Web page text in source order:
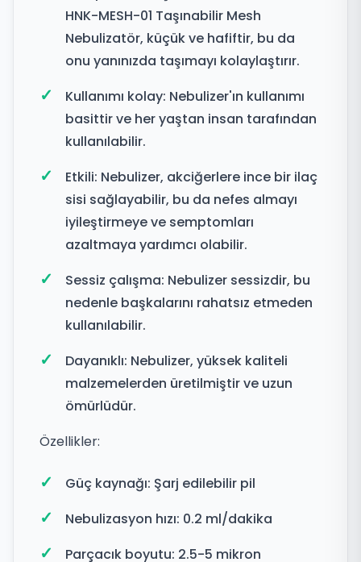
HNK-MESH-01 Taşınabilir Mesh
Nebulizatör, küçük ve hafiftir, bu da
onu yanınızda taşımayı kolaylaştırır.
Kullanımı kolay: Nebulizer'ın kullanımı
basittir ve her yaştan insan tarafından
kullanılabilir.
Etkili: Nebulizer, akciğerlere ince bir ilaç
sisi sağlayabilir, bu da nefes almayı
iyileştirmeye ve semptomları
azaltmaya yardımcı olabilir.
Sessiz çalışma: Nebulizer sessizdir, bu
nedenle başkalarını rahatsız etmeden
kullanılabilir.
Dayanıklı: Nebulizer, yüksek kaliteli
malzemelerden üretilmiştir ve uzun
ömürlüdür.
Özellikler:
Güç kaynağı: Şarj edilebilir pil
Nebulizasyon hızı: 0.2 ml/dakika
Parçacık boyutu: 2.5-5 mikron